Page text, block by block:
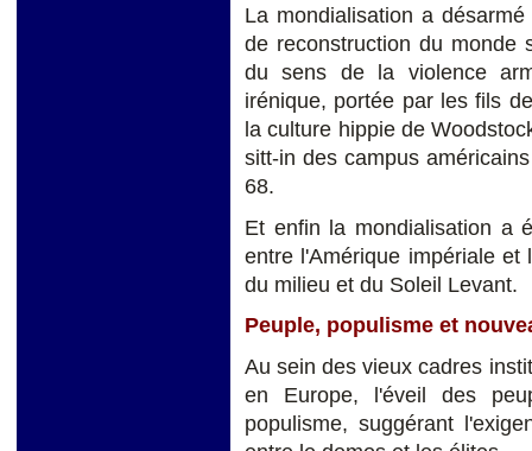
La mondialisation a
de reconstruction du monde
du sens de la violence
irénique, portée par les fils
la culture hippie de
sitt-in des campus
68.
Et enfin la mondialisation a
entre l'Amérique impériale et
du milieu et du Soleil Levant.
Peuple, populisme et
Au sein des vieux cadres
en Europe, l'éveil des
populisme, suggérant